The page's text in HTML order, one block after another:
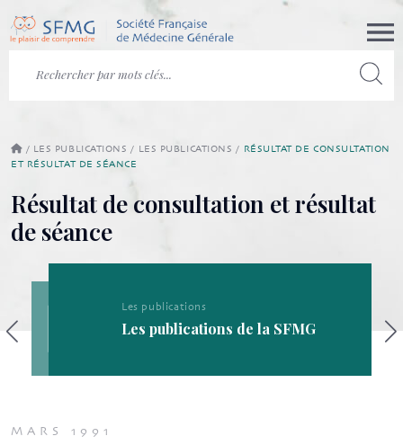
/ LES PUBLICATIONS / LES PUBLICATIONS / RÉSULTAT DE CONSULTATION
ET RÉSULTAT DE SÉANCE
Résultat de consultation et résultat
de séance
Les publications
Les publications de la SFMG
MARS 1991